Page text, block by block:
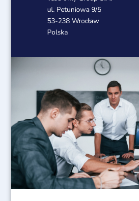
ul. Petuniowa 9/5
53-238 Wrocław
Polska